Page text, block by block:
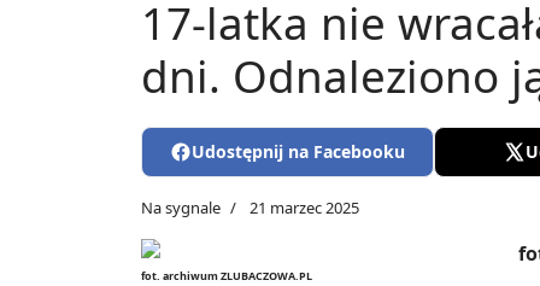
17-latka nie
dni. Odnaleziono
Udostępnij na Facebooku
Na sygnale 21 marzec 2025
fot. archiwum ZLUBACZOWA.PL